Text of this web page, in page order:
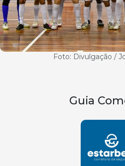
Foto: Divulgação /
Guia